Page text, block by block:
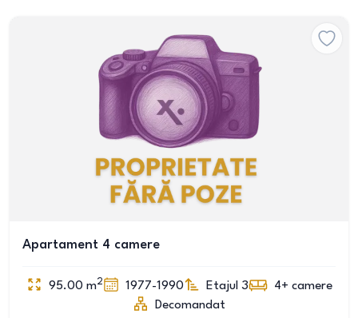
Apartament 4 camere
95.00 m2 1977-1990 Etajul 3 4+ camere
Decomandat